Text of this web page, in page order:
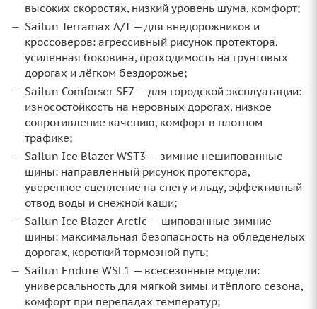
высоких скоростях, низкий уровень шума, комфорт;
Sailun Terramax A/T — для внедорожников и
кроссоверов: агрессивный рисунок протектора,
усиленная боковина, проходимость на грунтовых
дорогах и лёгком бездорожье;
Sailun Comforser SF7 — для городской эксплуатации:
износостойкость на неровных дорогах, низкое
сопротивление качению, комфорт в плотном
трафике;
Sailun Ice Blazer WST3 — зимние нешипованные
шины: направленный рисунок протектора,
уверенное сцепление на снегу и льду, эффективный
отвод воды и снежной каши;
Sailun Ice Blazer Arctic — шипованные зимние
шины: максимальная безопасность на обледенелых
дорогах, короткий тормозной путь;
Sailun Endure WSL1 — всесезонные модели:
универсальность для мягкой зимы и тёплого сезона,
комфорт при перепадах температур;